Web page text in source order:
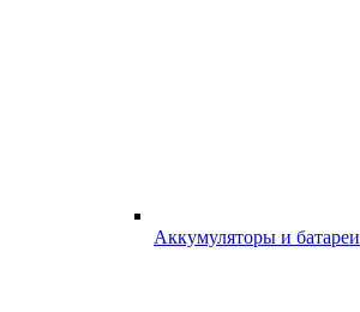
Аккумуляторы и батареи